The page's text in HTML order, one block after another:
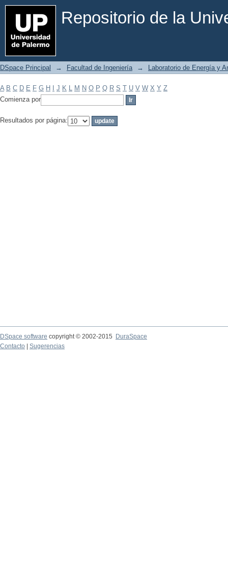
Repositorio de la
Filtrar por: Materia
DSpace Principal → Facultad de Ingeniería → Laboratorio de Energía y
A B C D E F G H J K L M N O P Q R S T U V W X Y Z
Comienza por
Resultados por página:
DSpace software copyright © 2002-2015
DuraSpace
Contacto
Sugerencias